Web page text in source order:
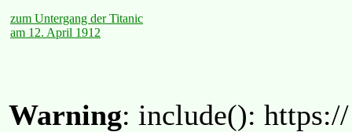
zum Untergang der Titanic
am 12. April 1912
Warning: include():